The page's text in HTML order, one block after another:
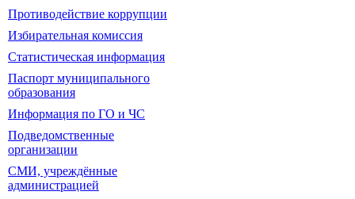
Противодействие коррупции
Избирательная комиссия
Статистическая информация
Паспорт муниципального
образования
Информация по ГО и ЧС
Подведомственные
организации
СМИ, учреждённые
администрацией